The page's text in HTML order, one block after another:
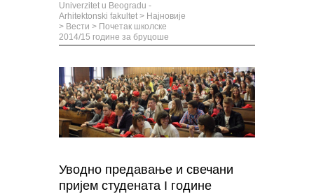
Univerzitet u Beogradu -
Arhitektonski fakultet > Најновије
> Вести > Почетак школске
2014/15 године за бруцоше
Уводно предавање и свечани
пријем студената I године